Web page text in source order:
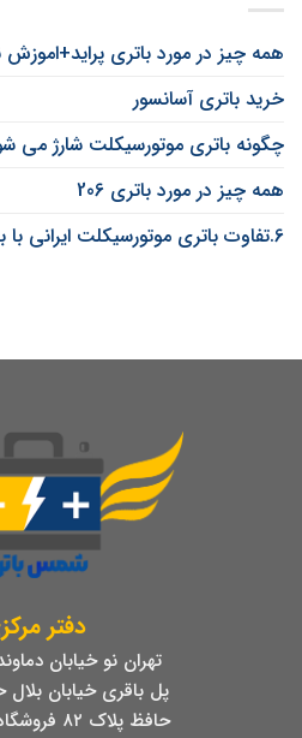
همه چیز در مورد باتری
خرید باتری آسانسور
چگونه باتری موتورسیکلت شارژ می
همه چیز در مورد باتری 206
6.تفاوت باتری موتورسیکلت ایرانی با باتری موتورسیکلت خارجی
دفتر
تهران نو خیابان
پل باقری خیابان
حافظ پلاک ۸۲ فروشگاه شمس باتری